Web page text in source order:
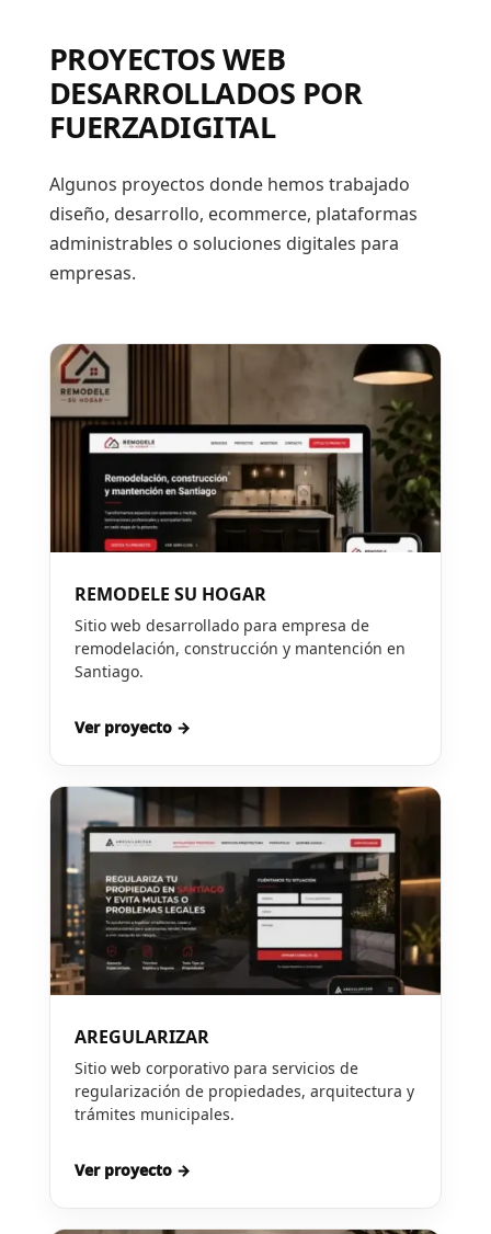
PROYECTOS WEB
DESARROLLADOS POR
FUERZADIGITAL
Algunos proyectos donde hemos trabajado
diseño, desarrollo, ecommerce, plataformas
administrables o soluciones digitales para
empresas.
REMODELE SU HOGAR
Sitio web desarrollado para empresa de
remodelación, construcción y mantención en
Santiago.
Ver proyecto →
AREGULARIZAR
Sitio web corporativo para servicios de
regularización de propiedades, arquitectura y
trámites municipales.
Ver proyecto →